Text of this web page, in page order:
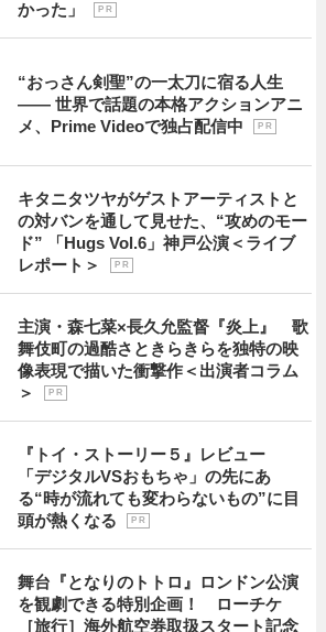
かった」
P R
“おっさん剣聖”の一太刀に宿る人生
―― 世界で話題の本格アクションアニ
メ、Prime Videoで独占配信中
P R
キタニタツヤがゲストアーティストと
の対バンを通して見せた、“攻めのモー
ド” 「Hugs Vol.6」神戸公演＜ライブ
レポート＞
P R
主演・森七菜×長久允監督『炎上』 歌
舞伎町の過酷さときらきらを独特の映
像表現で描いた衝撃作＜出演者コラム
＞
P R
『トイ・ストーリー５』レビュー
「デジタルVSおもちゃ」の先にあ
る“時が流れても変わらないもの”に目
頭が熱くなる
P R
舞台『となりのトトロ』ロンドン公演
を観劇できる特別企画！ ローチケ
［旅行］海外航空券取扱スタート記念